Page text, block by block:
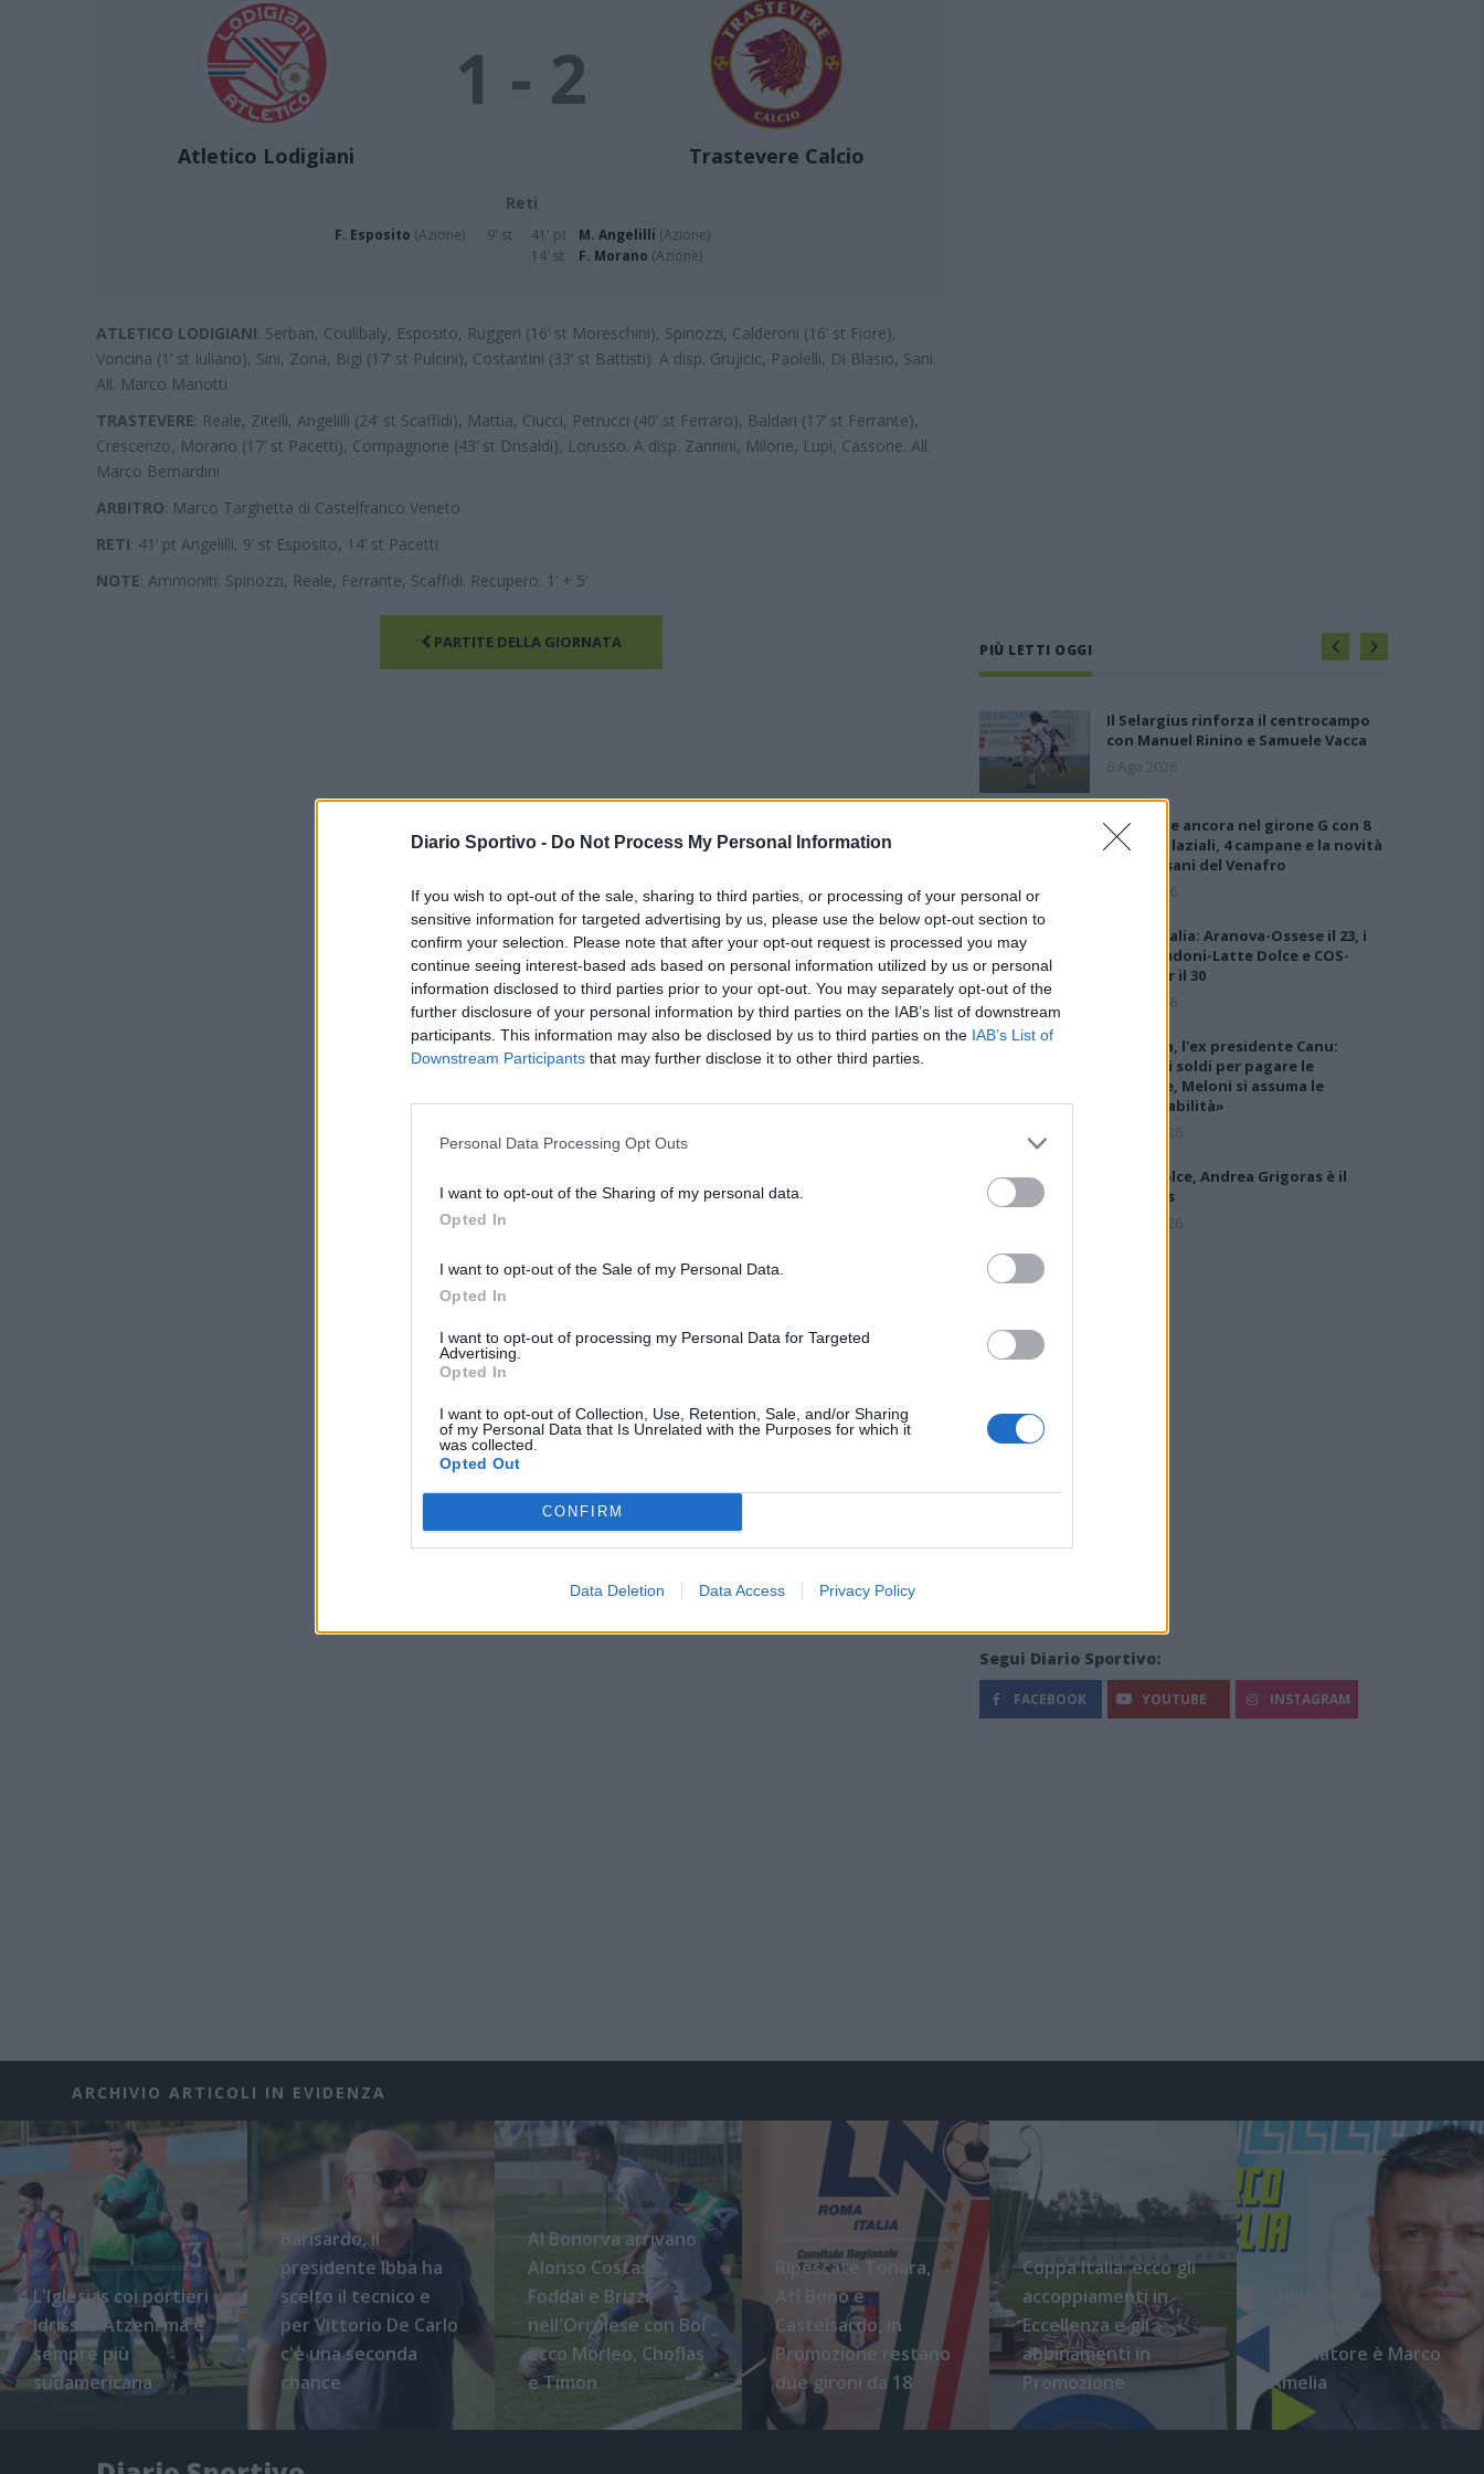
Diario Sportivo - Do Not Process My Personal Information
If you wish to opt-out of the sale, sharing to third parties, or processing of your personal or
sensitive information for targeted advertising by us, please use the below opt-out section to
confirm your selection. Please note that after your opt-out request is processed you may
continue seeing interest-based ads based on personal information utilized by us or personal
information disclosed to third parties prior to your opt-out. You may separately opt-out of the
further disclosure of your personal information by third parties on the IAB’s list of downstream
participants. This information may also be disclosed by us to third parties on the IAB’s List of
Downstream Participants that may further disclose it to other third parties.
Personal Data Processing Opt Outs
I want to opt-out of the Sharing of my personal data.
Opted In
I want to opt-out of the Sale of my Personal Data.
Opted In
I want to opt-out of processing my Personal Data for Targeted
Advertising.
Opted In
I want to opt-out of Collection, Use, Retention, Sale, and/or Sharing
of my Personal Data that Is Unrelated with the Purposes for which it
was collected.
Opted Out
CONFIRM
Data Deletion Data Access Privacy Policy
Atletico Lodigiani
1 - 2
Trastevere Calcio
Reti
F. Esposito (Azione) 9' st 41' pt M. Angelilli (Azione)
14' st
F. Morano (Azione)
ATLETICO LODIGIANI: Serban, Coulibaly, Esposito, Ruggeri (16’ st Moreschini), Spinozzi, Calderoni (16’ st Fiore),
Voncina (1’ st Iuliano), Sini, Zona, Bigi (17’ st Pulcini), Costantini (33’ st Battisti). A disp. Grujicic, Paolelli, Di Blasio, Sani.
All. Marco Mariotti
TRASTEVERE: Reale, Zitelli, Angelilli (24’ st Scaffidi), Mattia, Ciucci, Petrucci (40’ st Ferraro), Baldari (17’ st Ferrante),
Crescenzo, Morano (17’ st Pacetti), Compagnone (43’ st Drisaldi), Lorusso. A disp. Zannini, Milone, Lupi, Cassone. All.
Marco Bernardini
ARBITRO: Marco Targhetta di Castelfranco Veneto
RETI: 41’ pt Angelilli, 9’ st Esposito, 14’ st Pacetti
NOTE: Ammoniti: Spinozzi, Reale, Ferrante, Scaffidi. Recupero: 1’ + 5’
PARTITE DELLA GIORNATA PIÙ LETTI OGGI
Il Selargius rinforza il centrocampo
con Manuel Rinino e Samuele Vacca
6 Ago 2026
Le 5 sarde ancora nel girone G con 8
squadre laziali, 4 campane e la novità
dei molisani del Venafro
6 Ago 2026
Coppa Italia: Aranova-Ossese il 23, i
derby Budoni-Latte Dolce e COS-
Monastir il 30
6 Ago 2026
Carbonia, l'ex presidente Canu:
«Lasciai i soldi per pagare le
vertenze, Meloni si assuma le
responsabilità»
31 Lug 2026
Latte Dolce, Andrea Grigoras è il
nuovo ds
29 Lug 2026
Segui Diario Sportivo:
FACEBOOK YOUTUBE INSTAGRAM
ARCHIVIO ARTICOLI IN EVIDENZA
L'Iglesias coi portieri
Idrissi e Atzeni ma è
sempre più
sudamericana
Barisardo, il
presidente Ibba ha
scelto il tecnico e
per Vittorio De Carlo
c'è una seconda
chance
Al Bonorva arrivano
Alonso Costas,
Foddai e Brizzi,
nell'Orrolese con Boi
ecco Morleo, Choflas
e Timon
Ripescate Tonara,
Atl Bono e
Castelsardo, in
Promozione restano
due gironi da 18
Coppa Italia: ecco gli
accoppiamenti in
Eccellenza e gli
abbinamenti in
Promozione
l'ufficialità:
l'allenatore è Marco
Amelia